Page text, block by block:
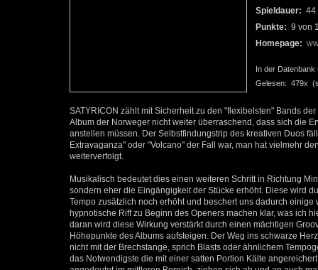
Spieldauer: 44
Punkte: 9 von
Homepage:
In der Datenbank
Gelesen: 479x
SATYRICON zählt mit Sicherheit zu den "flexibelsten" Bands
Album der Norweger nicht weiter überraschend, dass sich die
anstellen müssen. Der Selbstfindungstrip des kreativen Duos
Extravaganza" oder "Volcano" der Fall war, man hat vielmehr
weiterverfolgt.
Musikalisch bedeutet dies einen weiteren Schritt in Richtung
sondern eher die Eingängigkeit der Stücke erhöht. Diese wird
Tempo zusätzlich noch erhöht und beschert uns dadurch
hypnotische Riff zu Beginn des Openers machen klar, was ich
daran wird diese Wirkung verstärkt durch einen mächtigen
Höhepunkte des Albums aufsteigen. Der Weg ins schwarze
nicht mit der Brechstange, sprich Blasts oder ähnlichem
das Notwendigste die mit einer satten Portion Kälte